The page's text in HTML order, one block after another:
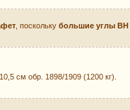
, посколькубольшие углы ВН
см обр. 1898/1909 (1200 кг).